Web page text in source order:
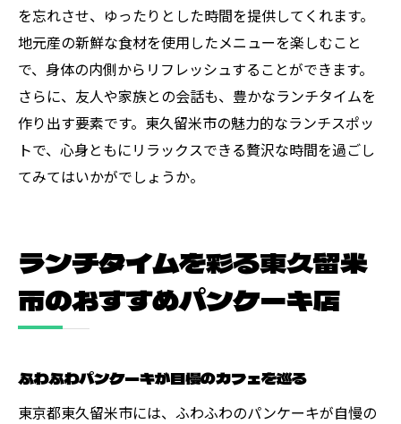
を忘れさせ、ゆったりとした時間を提供してくれます。
地元産の新鮮な食材を使用したメニューを楽しむこと
で、身体の内側からリフレッシュすることができます。
さらに、友人や家族との会話も、豊かなランチタイムを
作り出す要素です。東久留米市の魅力的なランチスポッ
トで、心身ともにリラックスできる贅沢な時間を過ごし
てみてはいかがでしょうか。
ランチタイムを彩る東久留米
市のおすすめパンケーキ店
ふわふわパンケーキが自慢のカフェを巡る
東京都東久留米市には、ふわふわのパンケーキが自慢の